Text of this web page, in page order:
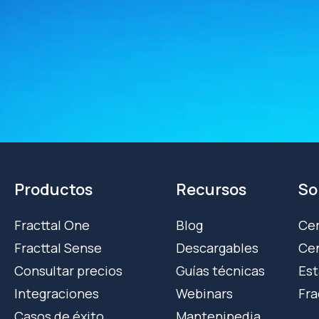
Productos
Fracttal One
Fracttal Sense
Consultar precios
Integraciones
Recursos
Blog
Descargables
Guías técnicas
Webinars